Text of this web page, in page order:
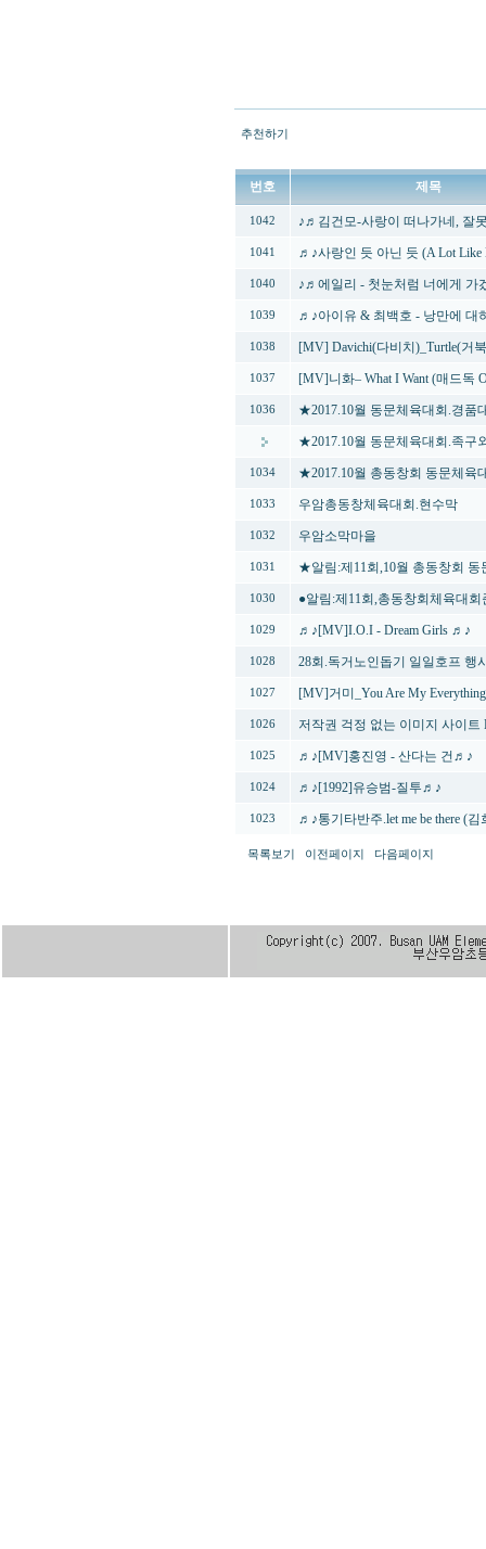
추천하기
번호 제목
1042 ♪♬김건모-사랑이 떠나가네, 잘
1041 ♬♪사랑인 듯 아닌 듯 (A Lot
1040 ♪♬에일리 - 첫눈처럼 너에게 가
1039 ♬♪아이유 & 최백호 - 낭만에 대
1038 [MV] Davichi(다비치)_Turtle(거
1037 [MV]니화– What I Want (매드독
1036 ★2017.10월 동문체육대회.경품
★2017.10월 동문체육대회.족구
1034 ★2017.10월 총동창회 동문체
1033 우암총동창체육대회.현수막
1032 우암소막마을
1031 ★알림:제11회,10월 총동창회
1030 ●알림:제11회,총동창회체육대
1029 ♬♪[MV]I.O.I - Dream Girls ♬♪
1028 28회.독거노인돕기 일일호프 행
1027 [MV]거미_You Are My
1026 저작권 걱정 없는 이미지 사이트
1025 ♬♪[MV]홍진영 - 산다는 건♬♪
1024 ♬♪[1992]유승범-질투♬♪
1023 ♬♪통기타반주.let me be there (
목록보기 이전페이지 다음페이지